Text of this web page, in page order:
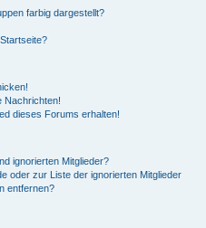
farbig dargestellt?
Nachrichten!
dieses Forums erhalten!
ignorierten Mitglieder?
oder zur Liste der ignorierten Mitglieder
entfernen?